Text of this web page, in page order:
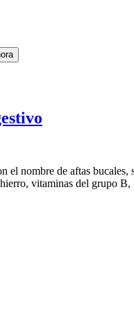
el nombre de aftas
vitaminas del grupo